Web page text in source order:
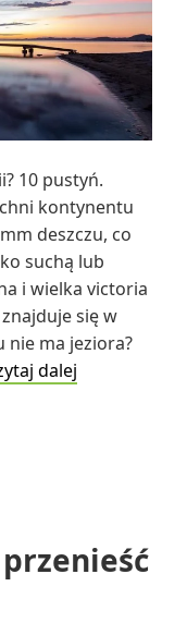
10 pustyń.
kontynentu
deszczu, co
suchą lub
i wielka victoria
się w
nie ma jeziora?
dalej